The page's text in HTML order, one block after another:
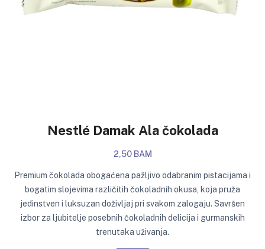
Nestlé Damak Ala čokolada
2,50 BAM
Premium čokolada obogaćena pažljivo odabranim pistacijama i
bogatim slojevima različitih čokoladnih okusa, koja pruža
jedinstven i luksuzan doživljaj pri svakom zalogaju. Savršen
izbor za ljubitelje posebnih čokoladnih delicija i gurmanskih
trenutaka uživanja.